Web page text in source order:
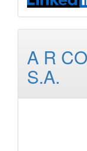
A R
S.A.